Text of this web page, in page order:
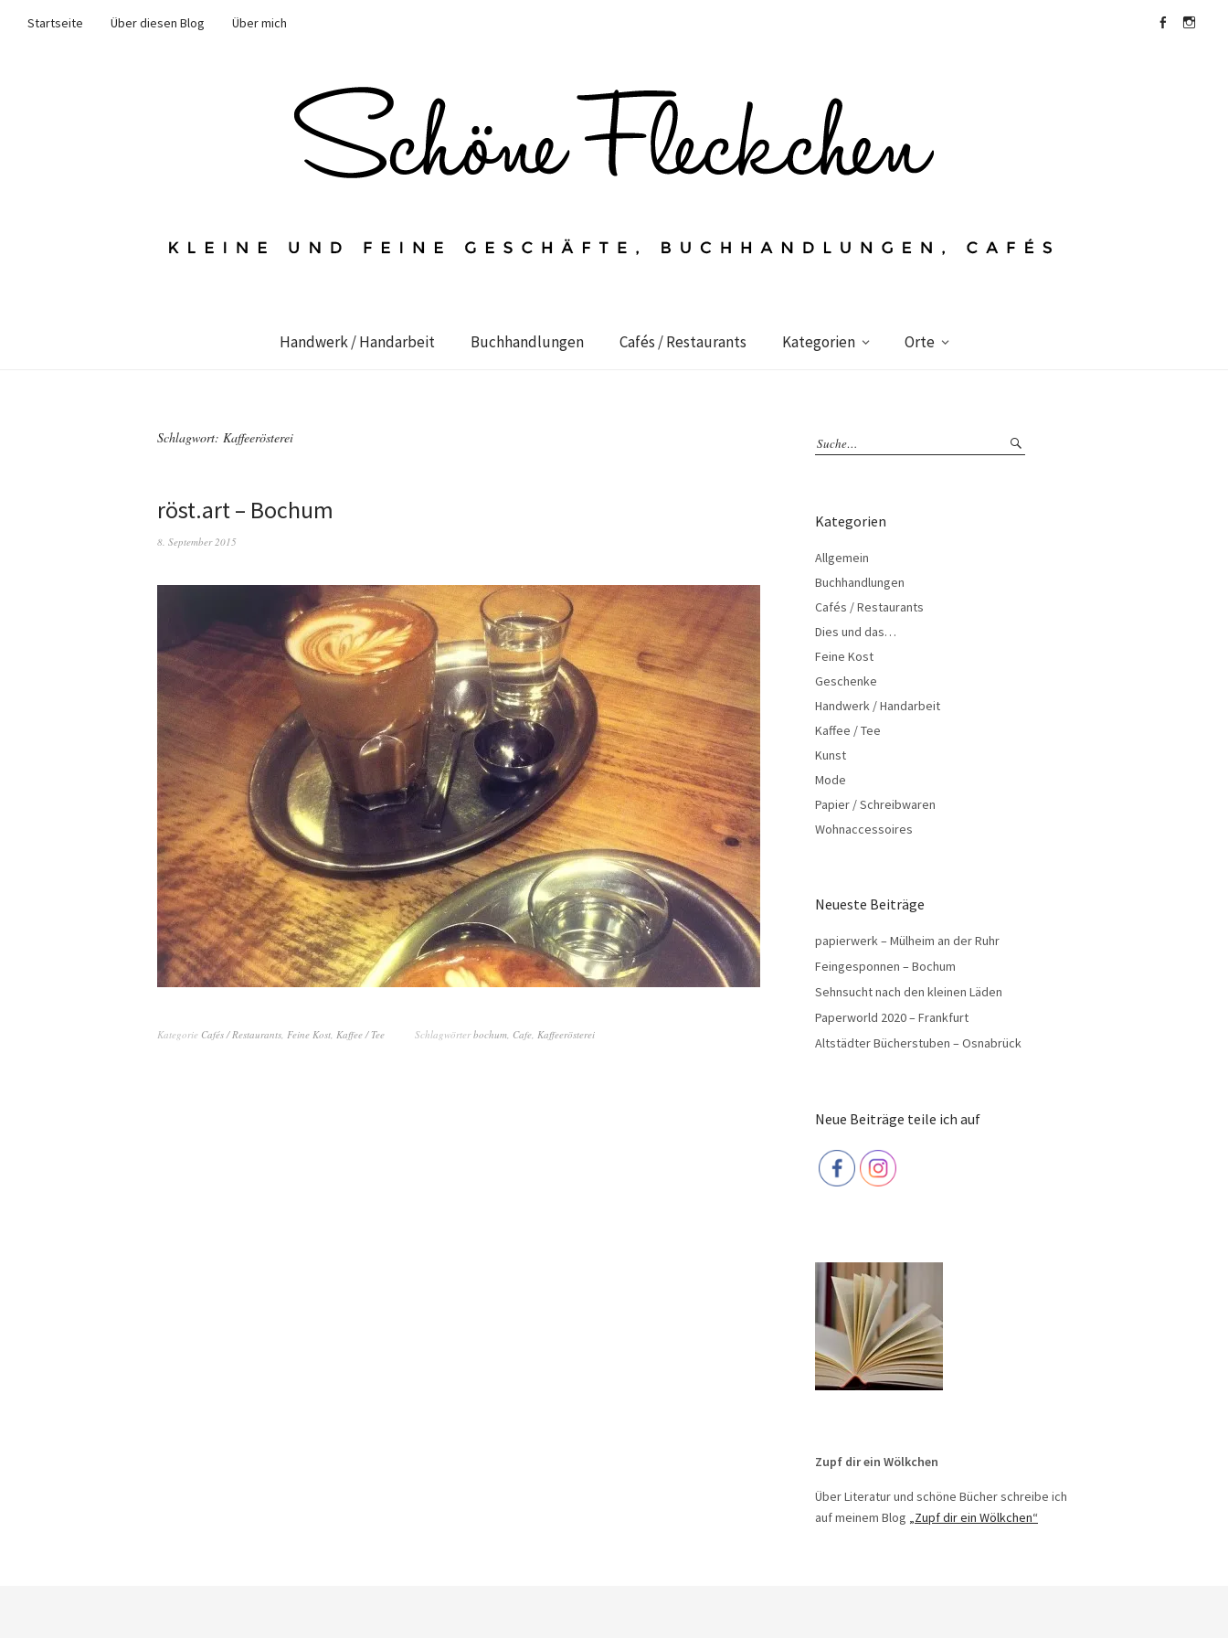
Startseite Über diesen Blog
Über mich
Handwerk / Handarbeit Buchhandlungen Cafés / Restaurants Kategorien Orte
Schlagwort: Kaffeerösterei
röst.art – Bochum
8. September 2015
Kategorie Cafés / Restaurants, Feine Kost, Kaffee / Tee Schlagwörterbochum, Cafe, Kaffeerösterei
Kategorien
Allgemein
Buchhandlungen
Cafés / Restaurants
Dies und das…
Feine Kost
Geschenke
Handwerk / Handarbeit
Kaffee / Tee
Kunst
Mode
Papier / Schreibwaren
Wohnaccessoires
Neueste Beiträge
papierwerk – Mülheim an der Ruhr
Feingesponnen – Bochum
Sehnsucht nach den kleinen Läden
Paperworld 2020 – Frankfurt
Altstädter Bücherstuben – Osnabrück
Neue Beiträge teile ich auf
Zupf dir ein Wölkchen
Über Literatur und schöne Bücher schreibe ich
auf meinem Blog
„Zupf dir ein Wölkchen“